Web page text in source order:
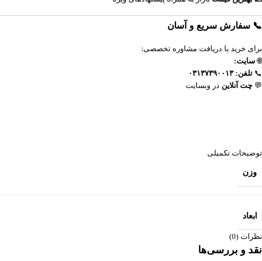
📞 سفارش سریع و آسان
برای خرید یا دریافت مشاوره تخصصی:
🌐سایت:
📞تلفن: ۰۳۱۳۷۳۹۰۰۱۳
💬 چت آنلاین در وبسایت
توضیحات تکمیلی
وزن
ابعاد
نظرات (0)
نقد و بررسی‌ها